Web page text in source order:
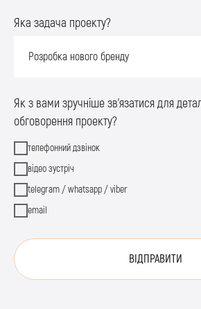
Яка задача проекту?
Як з вами зручніше зв'язатися для
обговорення проекту?
телефонний дзвінок
відео зустріч
telegram / whatsapp / viber
email
ВІДПРАВИТИ